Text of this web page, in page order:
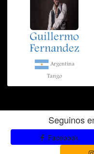
Guillermo
Fernandez
Argentina
Tango
Seguinos
Facebook